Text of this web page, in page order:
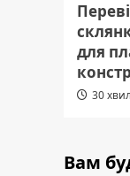
для
30
Вам